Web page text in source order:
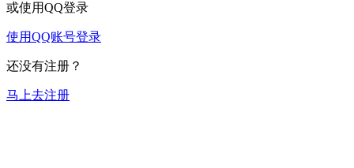
或使用QQ登录
使用QQ账号登录
还没有注册？
马上去注册